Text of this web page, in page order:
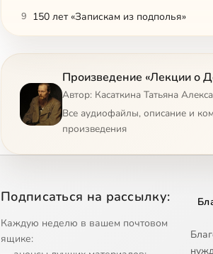
9 150 лет «Запискам из подполья»
Анагогическая история в «Неточке
12 «Аполлон» и «мышь»: «Записки из
15 «Белые ночи»: мечта и жизнь
16 Беседа о «Сне смешного человека» в
Произведение «Лекции о
Автор: Касаткина Татьяна
Все аудиофайлы, описание и
произведения
Подписаться на рассылку:
Каждую неделю в вашем почтовом
ящике: